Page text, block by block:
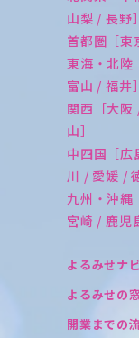
山梨 / 長野］
首都圏［東
東海・北
富山 / 福井］
関西［大
山］
中四国［
川 / 愛媛 /
九州・沖
宮崎 / 鹿児
よるみせナ
よるみせの
開業までの